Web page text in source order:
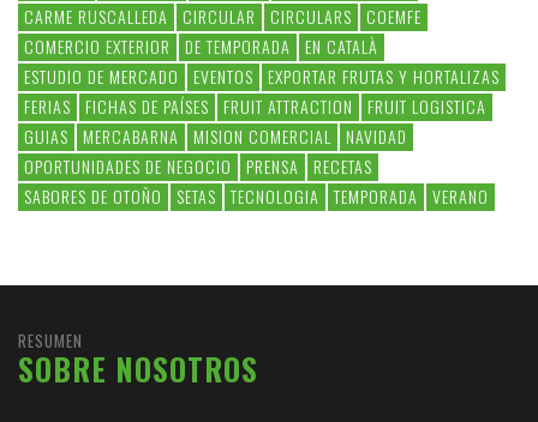
CARME RUSCALLEDA
CIRCULAR CIRCULARS
COEMFE
COMERCIO EXTERIOR
DE TEMPORADA
EN CATALÀ
ESTUDIO DE MERCADO
EVENTOS
EXPORTAR FRUTAS Y HORTALIZAS
FERIAS
FICHAS DE PAÍSES FRUIT ATTRACTION
FRUIT LOGISTICA
GUIAS
MERCABARNA MISION COMERCIAL
NAVIDAD
OPORTUNIDADES DE NEGOCIO
PRENSA
RECETAS
SABORES DE OTOÑO
SETAS TECNOLOGIA TEMPORADA VERANO
RESUMEN
SOBRE NOSOTROS